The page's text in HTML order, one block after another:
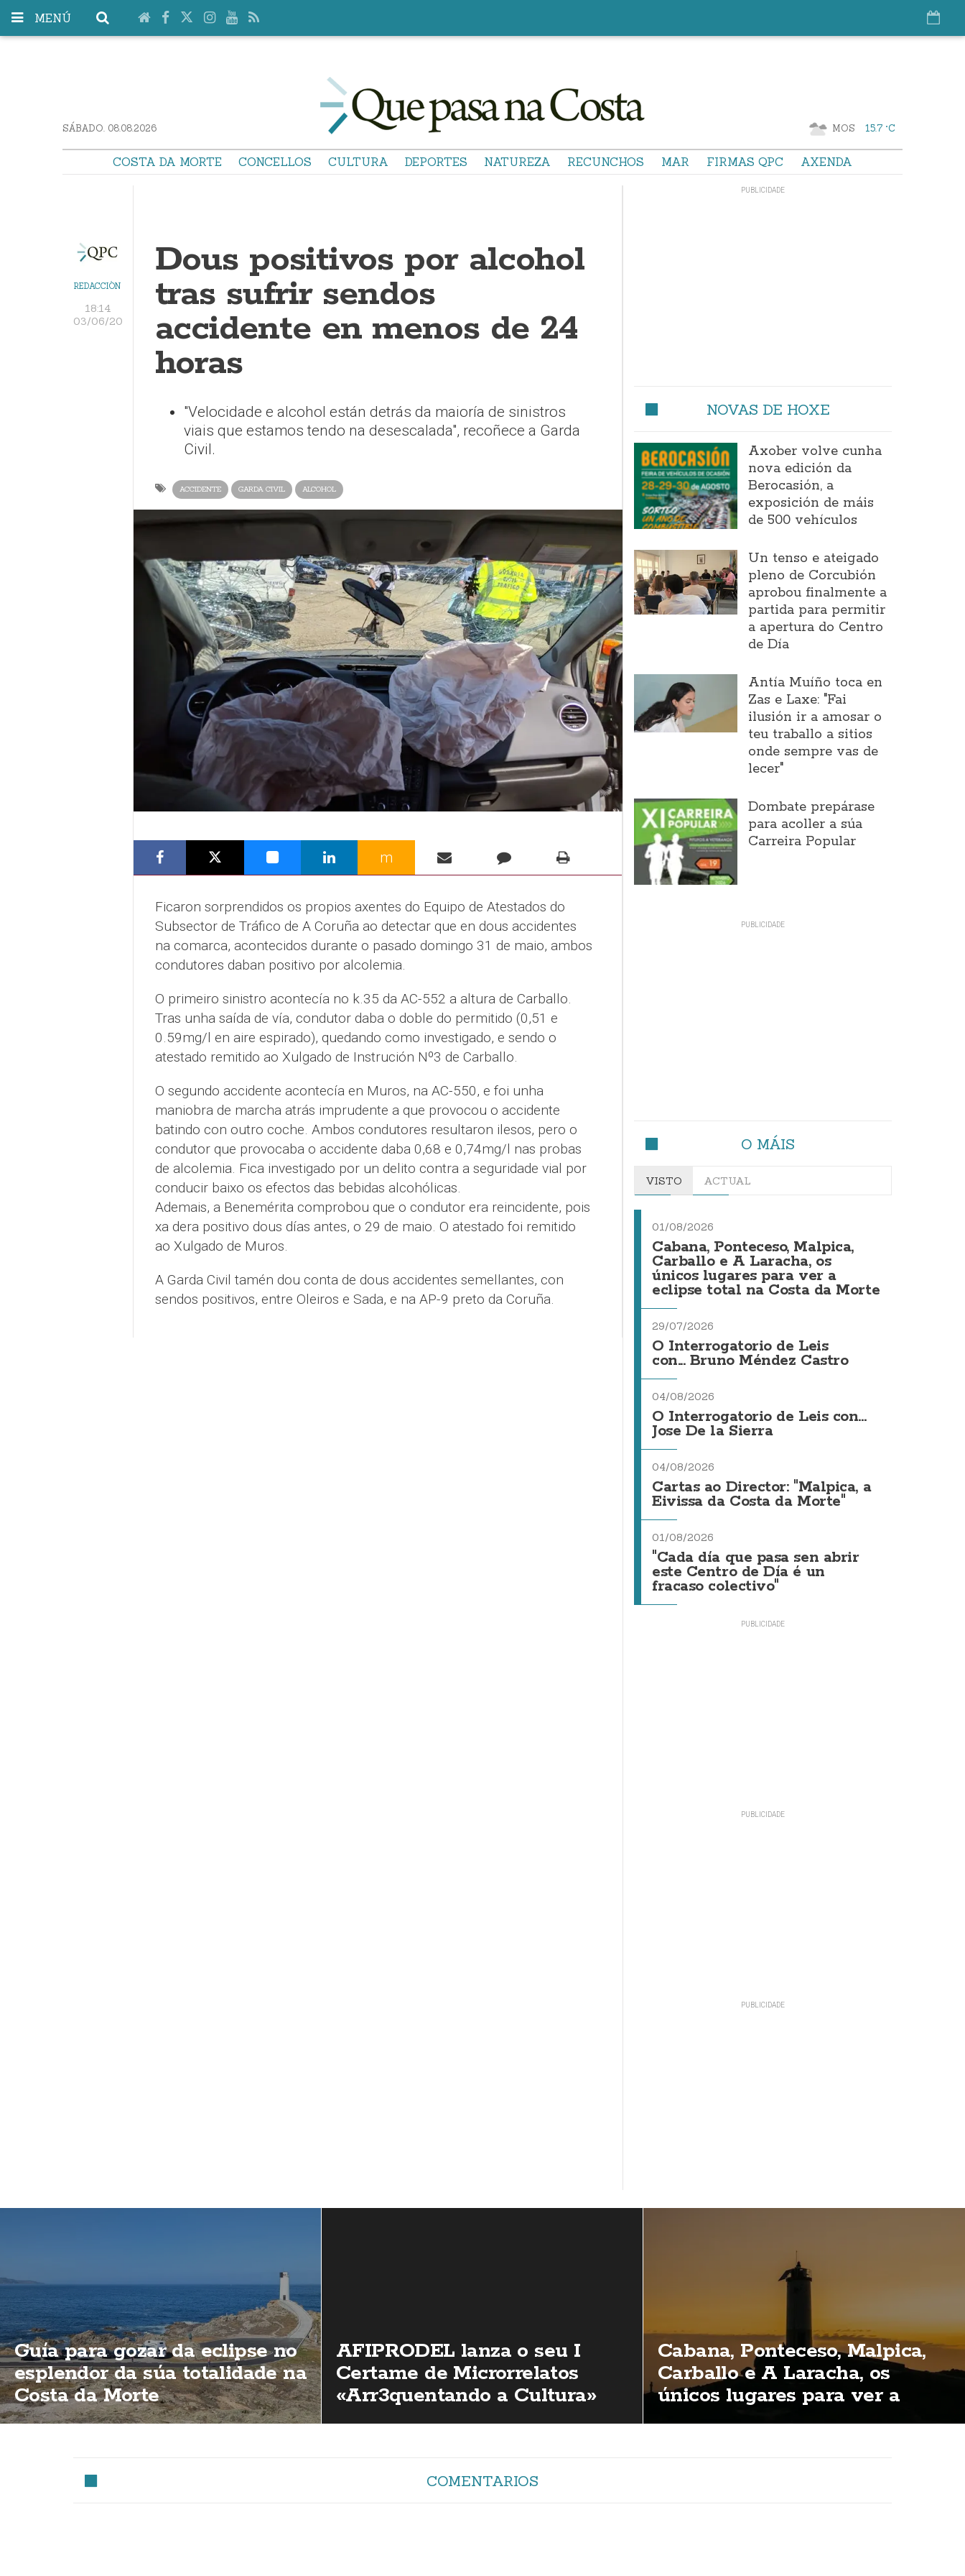
MENÚ
SÁBADO. 08.08.2026 MOS 15.7 °C
COSTA DA MORTE CONCELLOS CULTURA DEPORTES NATUREZA RECUNCHOS MAR FIRMAS QPC AXENDA
REDACCIÓN
18:14
03/06/20
Dous positivos por alcohol
tras sufrir sendos
accidente en menos de 24
horas
"Velocidade e alcohol están detrás da maioría de sinistros
viais que estamos tendo na desescalada", recoñece a Garda
Civil.
ACCIDENTE GARDA CIVIL ALCOHOL
m
Ficaron sorprendidos os propios axentes do Equipo de Atestados do
Subsector de Tráfico de A Coruña ao detectar que en dous accidentes
na comarca, acontecidos durante o pasado domingo 31 de maio, ambos
condutores daban positivo por alcolemia.
O primeiro sinistro acontecía no k.35 da AC-552 a altura de Carballo.
Tras unha saída de vía, condutor daba o doble do permitido (0,51 e
0.59mg/l en aire espirado), quedando como investigado, e sendo o
atestado remitido ao Xulgado de Instrución Nº3 de Carballo.
O segundo accidente acontecía en Muros, na AC-550, e foi unha
maniobra de marcha atrás imprudente a que provocou o accidente
batindo con outro coche. Ambos condutores resultaron ilesos, pero o
condutor que provocaba o accidente daba 0,68 e 0,74mg/l nas probas
de alcolemia. Fica investigado por un delito contra a seguridade vial por
conducir baixo os efectos das bebidas alcohólicas.
Ademais, a Benemérita comprobou que o condutor era reincidente, pois
xa dera positivo dous días antes, o 29 de maio. O atestado foi remitido
ao Xulgado de Muros.
A Garda Civil tamén dou conta de dous accidentes semellantes, con
sendos positivos, entre Oleiros e Sada, e na AP-9 preto da Coruña.
NOVAS DE HOXE
Axober volve cunha
nova edición da
Berocasión, a
exposición de máis
de 500 vehículos
Un tenso e ateigado
pleno de Corcubión
aprobou finalmente a
partida para permitir
a apertura do Centro
de Día
Antía Muíño toca en
Zas e Laxe: "Fai
ilusión ir a amosar o
teu traballo a sitios
onde sempre vas de
lecer"
Dombate prepárase
para acoller a súa
Carreira Popular
O MÁIS
VISTO ACTUAL
01/08/2026
Cabana, Ponteceso, Malpica,
Carballo e A Laracha, os
únicos lugares para ver a
eclipse total na Costa da Morte
29/07/2026
O Interrogatorio de Leis
con... Bruno Méndez Castro
04/08/2026
O Interrogatorio de Leis con...
Jose De la Sierra
04/08/2026
Cartas ao Director: "Malpica, a
Eivissa da Costa da Morte"
01/08/2026
"Cada día que pasa sen abrir
este Centro de Día é un
fracaso colectivo"
Guía para gozar da eclipse no
esplendor da súa totalidade na
Costa da Morte
AFIPRODEL lanza o seu I
Certame de Microrrelatos
«Arr3quentando a Cultura»
Cabana, Ponteceso, Malpica,
Carballo e A Laracha, os
únicos lugares para ver a
eclipse total na Costa da
COMENTARIOS